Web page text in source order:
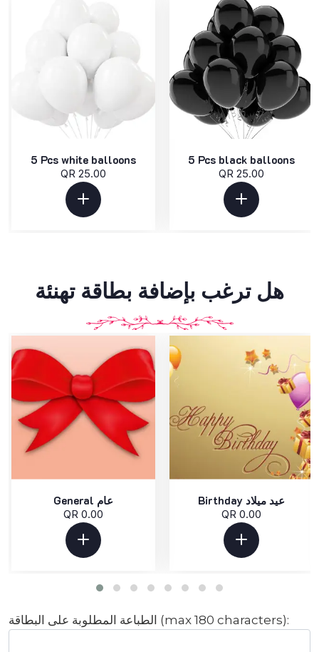
5 Pcs white balloons
QR 25.00
5 Pcs black balloons
QR 25.00
هل ترغب بإضافة بطاقة تهنئة
General عام
QR 0.00
Birthday عيد ميلاد
QR 0.00
الطباعة المطلوبة على البطاقة (max 180 characters):